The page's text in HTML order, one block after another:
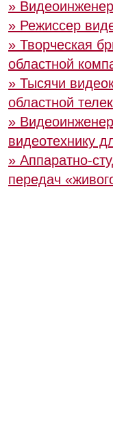
»
» Режиссер
» Творческая
областной
» Тысячи
областной
»
видеотехнику
» Аппаратно-
передач